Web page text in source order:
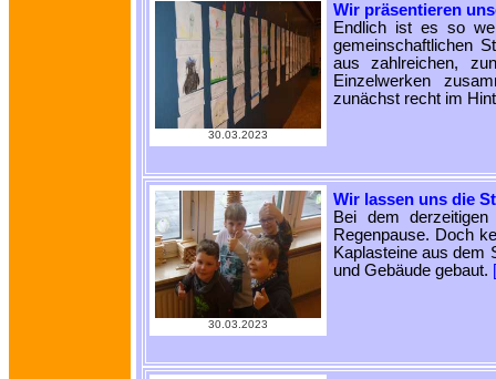
30.03.2023
Wir präsentieren
Endlich ist es so
gemeinschaftlichen
aus zahlreichen,
Einzelwerken
zunächst recht im
30.03.2023
Wir lassen uns die
Bei dem
Regenpause. Doch
Kaplasteine aus dem
und Gebäude gebaut.